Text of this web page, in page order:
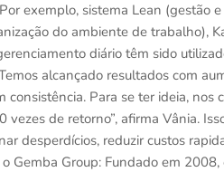
exemplo, sistema Lean (gestão
do ambiente de trabalho),
diário têm sido
alcançado resultados com
Para se ter ideia, nos
de retorno”, afirma Vânia.
desperdícios, reduzir custos
Gemba Group: Fundado em